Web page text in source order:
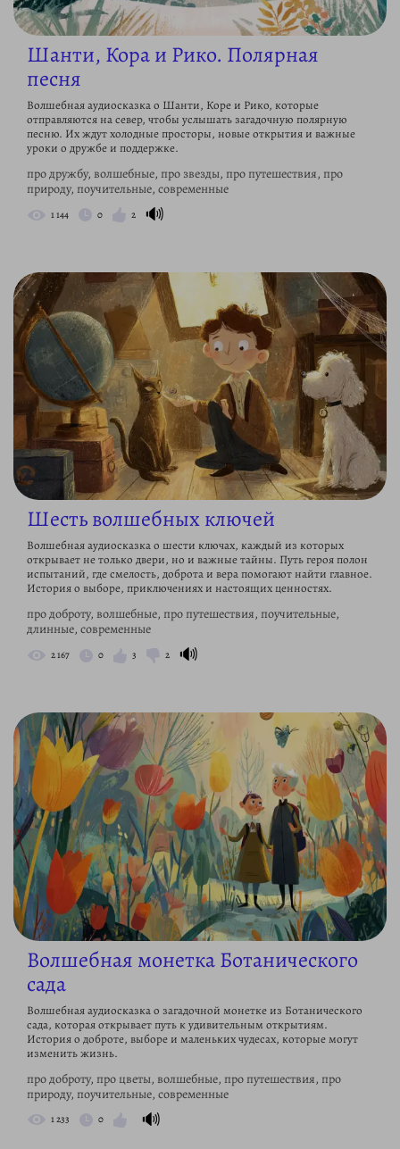
Шанти, Кора и Рико. Полярная
песня
Волшебная аудиосказка о Шанти, Коре и Рико, которые
отправляются на север, чтобы услышать загадочную полярную
песню. Их ждут холодные просторы, новые открытия и важные
уроки о дружбе и поддержке.
про дружбу, волшебные, про звезды, про путешествия, про
природу, поучительные, современные
1 144 0 2 🔊
Шесть волшебных ключей
Волшебная аудиосказка о шести ключах, каждый из которых
открывает не только двери, но и важные тайны. Путь героя полон
испытаний, где смелость, доброта и вера помогают найти главное.
История о выборе, приключениях и настоящих ценностях.
про доброту, волшебные, про путешествия, поучительные,
длинные, современные
2 167 0 3 2 🔊
Волшебная монетка Ботанического
сада
Волшебная аудиосказка о загадочной монетке из Ботанического
сада, которая открывает путь к удивительным открытиям.
История о доброте, выборе и маленьких чудесах, которые могут
изменить жизнь.
про доброту, про цветы, волшебные, про путешествия, про
природу, поучительные, современные
1 233 0 🔊